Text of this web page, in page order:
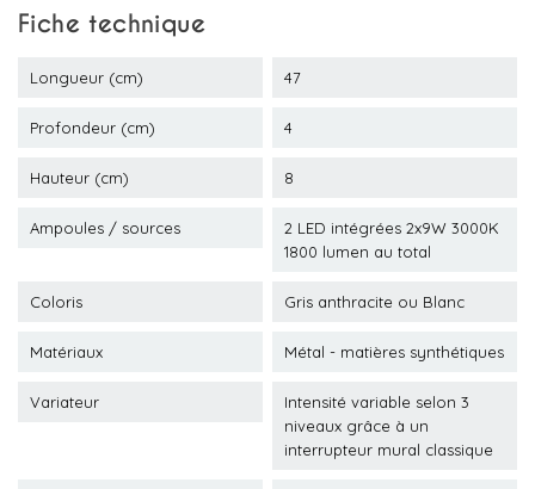
Fiche technique
Longueur (cm) 47
Profondeur (cm) 4
Hauteur (cm) 8
Ampoules / sources
2 LED intégrées 2x9W 3000K
1800 lumen au total
Coloris Gris anthracite ou Blanc
Matériaux Métal - matières synthétiques
Variateur
Intensité variable selon 3
niveaux grâce à un
interrupteur mural classique